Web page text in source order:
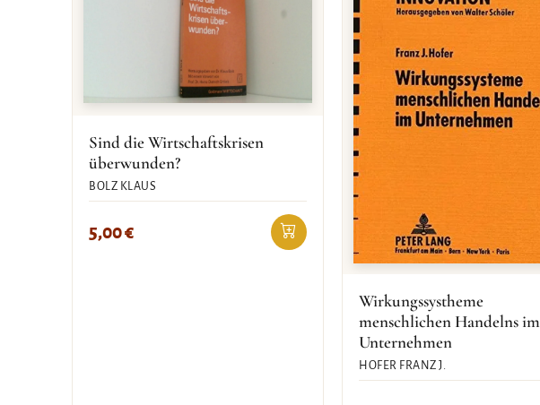
Sind die Wirtschaftskrisen
überwunden?
BOLZ KLAUS
5,00€
Wirkungssystheme
menschlichen Handelns im
Unternehmen
HOFER FRANZ J.